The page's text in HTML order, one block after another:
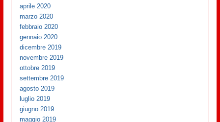
aprile 2020
marzo 2020
febbraio 2020
gennaio 2020
dicembre 2019
novembre 2019
ottobre 2019
settembre 2019
agosto 2019
luglio 2019
giugno 2019
maggio 2019